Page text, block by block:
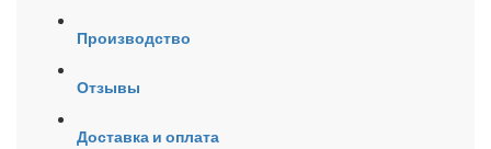
Производство
Отзывы
Доставка и оплата